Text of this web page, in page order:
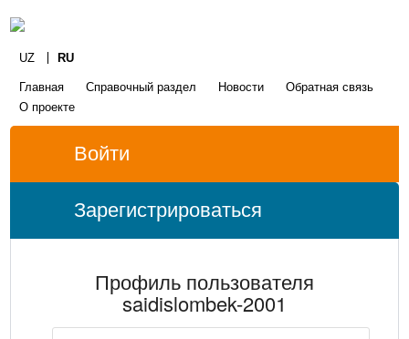
UZ RU
Главная Справочный раздел Новости
Обратная связь
О проекте
Войти
Зарегистрироваться
Профиль пользователя
saidislombek-2001